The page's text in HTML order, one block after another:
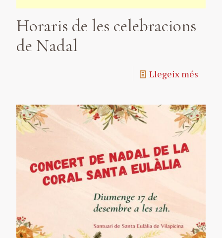
Horaris de les celebracions
de Nadal
Llegeix més